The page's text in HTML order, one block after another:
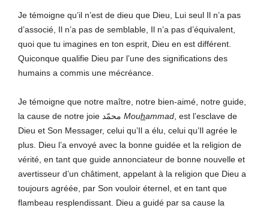
Je témoigne qu’il n’est de dieu que Dieu, Lui seul Il n’a pas
d’associé, Il n’a pas de semblable, Il n’a pas d’équivalent,
quoi que tu imagines en ton esprit, Dieu en est différent.
Quiconque qualifie Dieu par l’une des significations des
humains a commis une mécréance.
Je témoigne que notre maître, notre bien-aimé, notre guide,
Mouhammad , est l’esclave de
Dieu et Son Messager, celui qu’Il a élu, celui qu’Il agrée le
plus. Dieu l’a envoyé avec la bonne guidée et la religion de
vérité, en tant que guide annonciateur de bonne nouvelle et
avertisseur d’un châtiment, appelant à la religion que Dieu a
toujours agréée, par Son vouloir éternel, et en tant que
flambeau resplendissant. Dieu a guidé par sa cause la